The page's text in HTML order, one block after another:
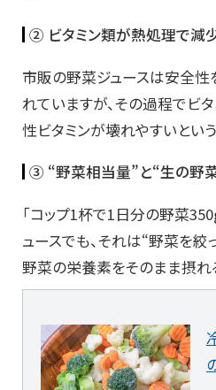
② ビタミン類が熱処理で減
市販の野菜ジュースは安全
れていますが、その過程でビ
性ビタミンが壊れやすいという
③ “野菜相当量”と“生の野
「コップ1杯で1日分の野菜
ュースでも、それは“野菜を絞
野菜の栄養素をそのまま摂れ